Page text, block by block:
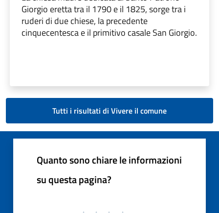
Giorgio eretta tra il 1790 e il 1825, sorge tra i
ruderi di due chiese, la precedente
cinquecentesca e il primitivo casale San Giorgio.
Tutti i risultati di Vivere il comune
Quanto sono chiare le informazioni
su questa pagina?